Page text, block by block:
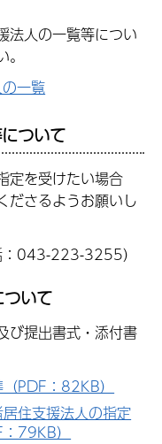
法人の一覧等につい
一覧
ついて
定を受けたい場合
ださるようお願いし
：043-223-3255）
いて
び提出書式・添付書
PDF：82KB）
住支援法人の指定
79KB）